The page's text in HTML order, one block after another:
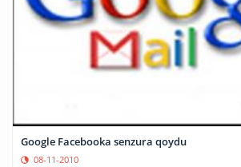
Google Facebooka senzura qoydu
08-11-2010